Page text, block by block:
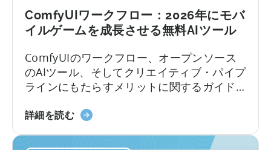
で
成
功
す
る
方
法：
モ
バ
イ
ComfyUIワークフロー：2026年にモバ
イルゲームを成長させる無料AIツール
ComfyUIのワークフロー、オープンソース
のAIツール、そしてクリエイティブ・パイプ
ラインにもたらすメリットに関するガイド
に静かな革命が起きています。 現地のチー
ことで、人員を増やさずにユーザー獲得
詳細を読むComfyUI